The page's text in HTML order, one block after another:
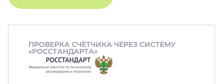
ПРОВЕРКА СЧЁТЧИКА ЧЕРЕЗ СИСТЕМУ
«РОССТАНДАРТА»